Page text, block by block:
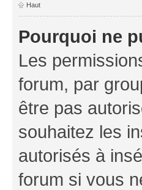
Haut
Pourquoi ne
Les
forum, par
être pas
souhaitez les
autorisés à
forum si vous